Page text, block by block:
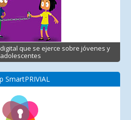
que se ejerce sobre jóvenes y
adolescentes
SmartPRIVIAL